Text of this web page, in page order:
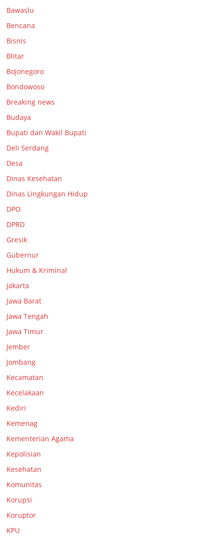
Bawaslu
Bencana
Bisnis
Blitar
Bojonegoro
Bondowoso
Breaking news
Budaya
Bupati dan Wakil Bupati
Deli Serdang
Desa
Dinas Kesehatan
Dinas Lingkungan Hidup
DPO
DPRD
Gresik
Gubernur
Hukum & Kriminal
Jakarta
Jawa Barat
Jawa Tengah
Jawa Timur
Jember
Jombang
Kecamatan
Kecelakaan
Kediri
Kemenag
Kementerian Agama
Kepolisian
Kesehatan
Komunitas
Korupsi
Koruptor
KPU